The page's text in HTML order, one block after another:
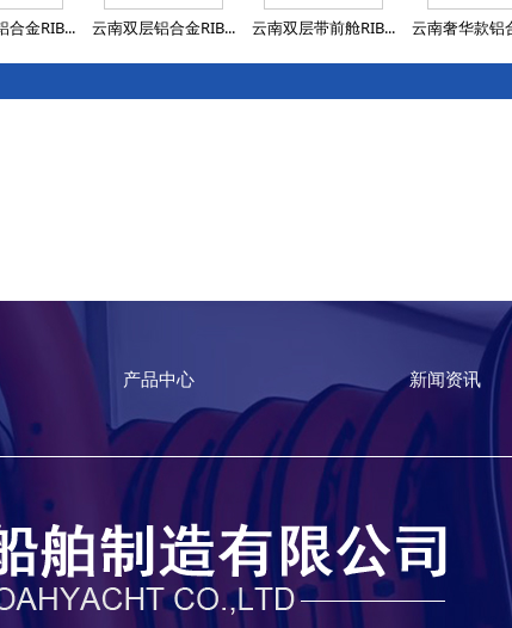
合金RIB... 云南双层铝合金RIB... 云南双层带前舱RIB... 云南奢华款铝
产品中心 新闻资讯